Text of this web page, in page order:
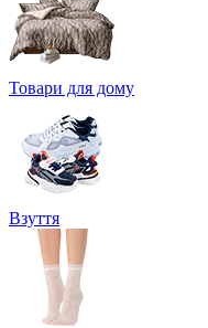
Товари для дому
Взуття